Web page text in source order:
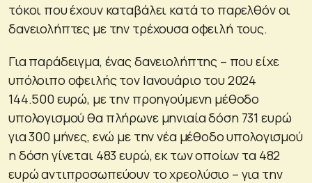
τόκοι που έχουν καταβάλει κατά το παρελθόν οι
δανειολήπτες με την τρέχουσα οφειλή τους.
Για παράδειγμα, ένας δανειολήπτης – που είχε
υπόλοιπο οφειλής τον Ιανουάριο του 2024
144.500 ευρώ, με την προηγούμενη μέθοδο
υπολογισμού θα πλήρωνε μηνιαία δόση 731 ευρώ
για 300 μήνες, ενώ με την νέα μέθοδο υπολογισμού
η δόση γίνεται 483 ευρώ, εκ των οποίων τα 482
ευρώ αντιπροσωπεύουν το χρεολύσιο – για την